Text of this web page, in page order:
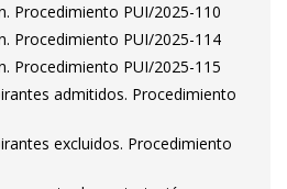
Procedimiento PUI/2025-110
Procedimiento PUI/2025-114
Procedimiento PUI/2025-115
admitidos. Procedimiento
excluidos. Procedimiento